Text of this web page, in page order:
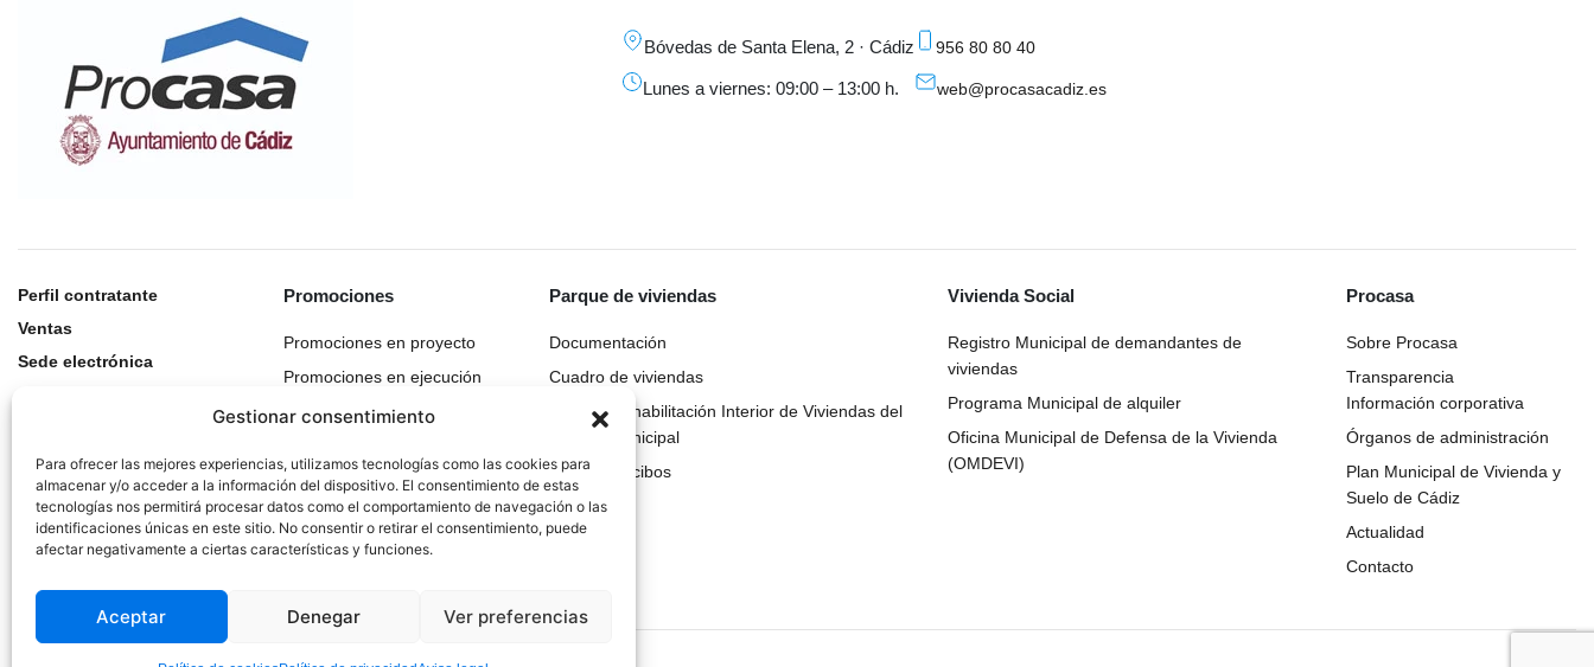
Gestionar consentimiento
Para ofrecer las mejores experiencias, utilizamos tecnologías como las cookies para
almacenar y/o acceder a la información del dispositivo. El consentimiento de estas
tecnologías nos permitirá procesar datos como el comportamiento de navegación o las
identificaciones únicas en este sitio. No consentir o retirar el consentimiento, puede
afectar negativamente a ciertas características y funciones.
Aceptar Denegar Ver preferencias
Bóvedas de Santa Elena, 2 · Cádiz
Lunes a viernes: 09:00 – 13:00 h.
956 80 80 40
web@procasacadiz.es
Perfil contratante
Ventas
Sede electrónica
Promociones
Promociones en proyecto
Promociones en ejecución
Histórico de actuaciones
Parque de viviendas
Documentación
Cuadro de viviendas
Plan de Rehabilitación Interior de Viviendas del
Parque Municipal
Pago de recibos
Vivienda Social
Registro Municipal de demandantes de
viviendas
Programa Municipal de alquiler
Oficina Municipal de Defensa de la Vivienda
(OMDEVI)
Procasa
Sobre Procasa
Transparencia
Información corporativa
Órganos de administración
Plan Municipal de Vivienda y
Suelo de Cádiz
Actualidad
Contacto